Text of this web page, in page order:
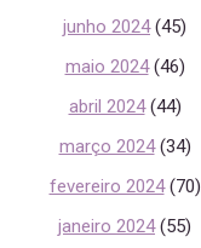
junho 2024(45)
maio 2024(46)
abril 2024(44)
março 2024(34)
fevereiro 2024(70)
janeiro 2024(55)